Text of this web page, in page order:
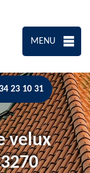
MENU
23 10 31
velux